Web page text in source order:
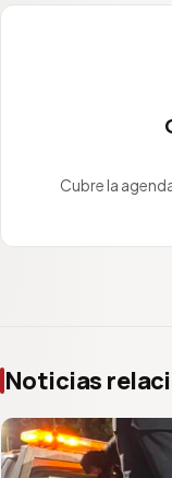
Cubre la
Noticias